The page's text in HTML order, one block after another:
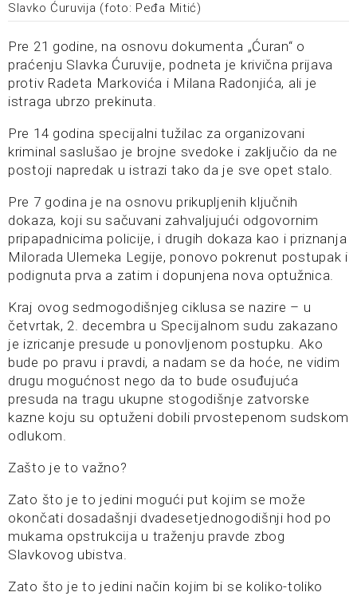
Slavko Ćuruvija (foto: Peđa Mitić)
Pre 21 godine, na osnovu dokumenta „Ćuran“ o
praćenju Slavka Ćuruvije, podneta je krivična prijava
protiv Radeta Markovića i Milana Radonjića, ali je
istraga ubrzo prekinuta.
Pre 14 godina specijalni tužilac za organizovani
kriminal saslušao je brojne svedoke i zaključio da ne
postoji napredak u istrazi tako da je sve opet stalo.
Pre 7 godina je na osnovu prikupljenih ključnih
dokaza, koji su sačuvani zahvaljujući odgovornim
pripapadnicima policije, i drugih dokaza kao i priznanja
Milorada Ulemeka Legije, ponovo pokrenut postupak i
podignuta prva a zatim i dopunjena nova optužnica.
Kraj ovog sedmogodišnjeg ciklusa se nazire – u
četvrtak, 2. decembra u Specijalnom sudu zakazano
je izricanje presude u ponovljenom postupku. Ako
bude po pravu i pravdi, a nadam se da hoće, ne vidim
drugu mogućnost nego da to bude osuđujuća
presuda na tragu ukupne stogodišnje zatvorske
kazne koju su optuženi dobili prvostepenom sudskom
odlukom.
Zašto je to važno?
Zato što je to jedini mogući put kojim se može
okončati dosadašnji dvadesetjednogodišnji hod po
mukama opstrukcija u traženju pravde zbog
Slavkovog ubistva.
Zato što je to jedini način kojim bi se koliko-toliko